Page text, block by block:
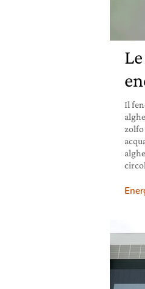
Il
zolfo